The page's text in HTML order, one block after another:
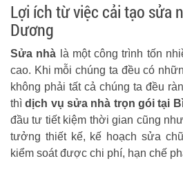
Lợi ích từ việc cải tạo sửa
Dương
Sửa nhà là một công trình tốn
cao. Khi mỗi chúng ta đều có
không phải tất cả chúng ta đều
thìdịch vụ sửa nhà trọn gói tại
đầu tư tiết kiệm thời gian cũng
tưởng thiết kế, kế hoạch sửa
kiểm soát được chi phí, hạn chế